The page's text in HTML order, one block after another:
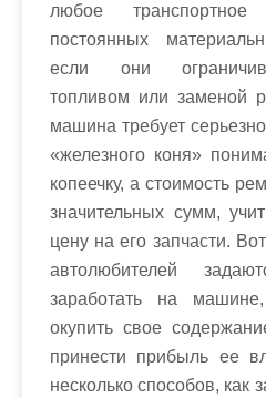
любое транспортное
постоянных
если они
топливом или заменой
машина требует
«железного коня»
копеечку, а стоимость
значительных сумм,
цену на его запчасти.
автолюбителей
заработать на
окупить свое
принести прибыль ее
несколько способов, как